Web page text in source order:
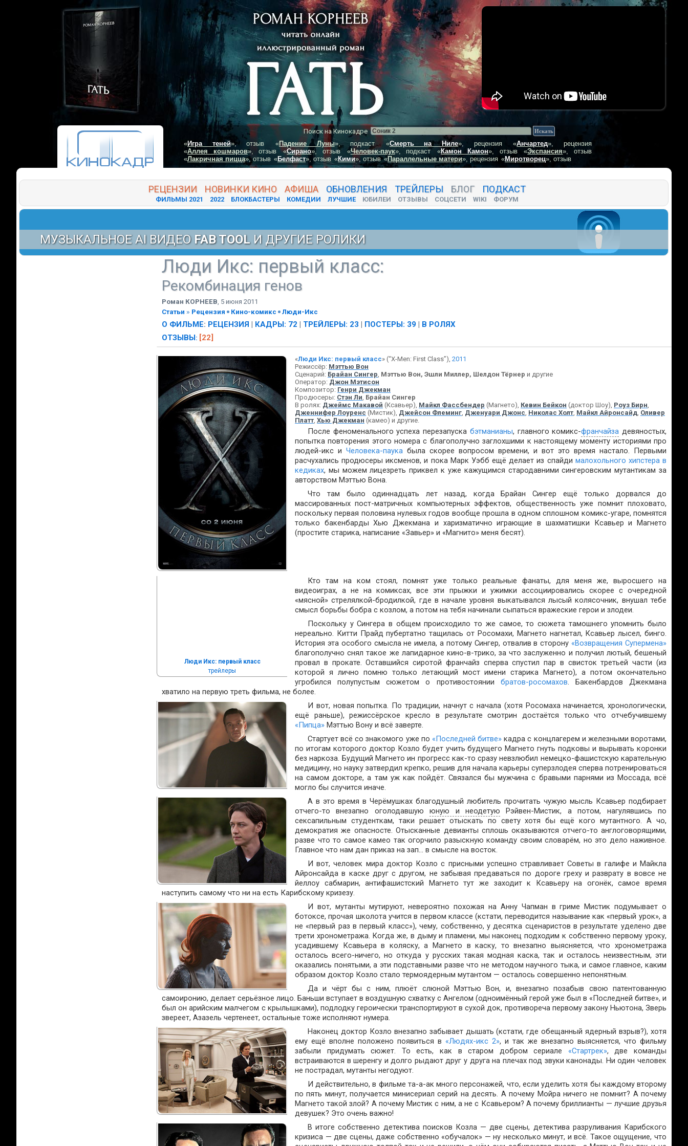
Поиск на Кинокадре
«Игра теней», отзыв «Падение Луны», подкаст «Смерть на Ниле», рецензия «Анчартед», рецензия
«Аллея кошмаров», отзыв «Сирано», отзыв «Человек-паук», подкаст «Камон Камон», отзыв «Экспансия», отзыв
«Лакричная пицца», отзыв «Белфаст», отзыв «Кими», отзыв «Параллельные матери», рецензия «Миротворец», отзыв
РЕЦЕНЗИИ НОВИНКИ КИНО АФИША ОБНОВЛЕНИЯ ТРЕЙЛЕРЫ БЛОГ ПОДКАСТ
ФИЛЬМЫ 2021 2022 БЛОКБАСТЕРЫ КОМЕДИИ ЛУЧШИЕ ЮБИЛЕИ ОТЗЫВЫ СОЦСЕТИ WIKI ФОРУМ
МУЗЫКАЛЬНОЕ AI ВИДЕО FAB TOOL И ДРУГИЕ РОЛИКИ
Люди Икс: первый класс:
Рекомбинация генов
Роман КОРНЕЕВ, 5 июня 2011
Статьи » Рецензия Кино-комикс Люди-Икс
О ФИЛЬМЕ: РЕЦЕНЗИЯ | КАДРЫ: 72 | ТРЕЙЛЕРЫ: 23 | ПОСТЕРЫ: 39 | В РОЛЯХ
ОТЗЫВЫ: [22]
«Люди Икс: первый класс» (“X-Men: First Class”), 2011
Режиссёр: Мэттью Вон
Сценарий: Брайан Сингер, Мэттью Вон, Эшли Миллер, Шелдон Тёрнер и другие
Оператор: Джон Мэтисон
Композитор: Генри Джекман
Продюсеры: Стэн Ли, Брайан Сингер
В ролях: Джеймс Макавой (Ксавьер), Майкл Фассбендер (Магнето), Кевин Бейкон (доктор Шоу), Роуз Бирн,
Дженнифер Лоуренс (Мистик), Джейсон Флеминг, Дженуари Джонс, Николас Холт, Майкл Айронсайд, Оливер
Платт, Хью Джекман (камео) и другие.
После феноменального успеха перезапуска бэтманианы, главного комикс-франчайза девяностых,
попытка повторения этого номера с благополучно заглохшими к настоящему моменту историями про
людей-икс и Человека-паука была скорее вопросом времени, и вот это время настало. Первыми
расчухались продюсеры иксменов, и пока Марк Уэбб ещё делает из спайди малохольного хипстера в
кедиках, мы можем лицезреть приквел к уже кажущимся стародавними сингеровским мутантикам за
авторством Мэттью Вона.
Что там было одиннадцать лет назад, когда Брайан Сингер ещё только дорвался до
массированных пост-матричных компьютерных эффектов, общественность уже помнит плоховато,
поскольку первая половина нулевых годов вообще прошла в одном сплошном комикс-угаре, помнятся
только бакенбарды Хью Джекмана и харизматично играющие в шахматишки Ксавьер и Магнето
(простите старика, написание «Завьер» и «Магнито» меня бесят).
Люди Икс: первый класс
трейлеры
Кто там на ком стоял, помнят уже только реальные фанаты, для меня же, выросшего на
видеоиграх, а не на комиксах, все эти прыжки и ужимки ассоциировались скорее с очередной
«мясной» стрелялкой-бродилкой, где в начале уровня выкатывался лысый колясочник, внушал тебе
смысл борьбы бобра с козлом, а потом на тебя начинали сыпаться вражеские герои и злодеи.
Поскольку у Сингера в общем происходило то же самое, то сюжета тамошнего упомнить было
нереально. Китти Прайд пубертатно тащилась от Росомахи, Магнето нагнетал, Ксавьер лысел, бинго.
История эта особого смысла не имела, а потому Сингер, отвалив в сторону «Возвращения Супермена»
благополучно снял такое же лапидарное кино-в-трико, за что заслуженно и получил лютый, бешеный
провал в прокате. Оставшийся сиротой франчайз сперва спустил пар в свисток третьей части (из
которой я лично помню только летающий мост имени старика Магнето), а потом окончательно
угробился полупустым сюжетом о противостоянии братов-росомахов. Бакенбардов Джекмана
хватило на первую треть фильма, не более.
И вот, новая попытка. По традиции, начнут с начала (хотя Росомаха начинается, хронологически,
ещё раньше), режиссёрское кресло в результате смотрин достаётся только что отчебучившему
«Пипца» Мэттью Вону и всё заверте.
Стартует всё со знакомого уже по «Последней битве» кадра с концлагерем и железными воротами,
по итогам которого доктор Козло будет учить будущего Магнето гнуть подковы и вырывать коронки
без наркоза. Будущий Магнето ин прогресс как-то сразу невзлюбил немецко-фашистскую карательную
медицину, но науку затвердил крепко, решив для начала карьеры суперзлодея сперва потренироваться
на самом докторе, а там уж как пойдёт. Связался бы мужчина с бравыми парнями из Моссада, всё
могло бы случится иначе.
А в это время в Черёмушках благодушный любитель прочитать чужую мысль Ксавьер подбирает
отчего-то внезапно оголодавшуююную и неодетую Рэйвен-Мистик, а потом, нагулявшись по
сексапильным студенткам, таки решает отыскать по свету хотя бы ещё кого мутантного. А чо,
демократия же опасносте. Отысканные девианты сплошь оказываются отчего-то англоговорящими,
разве что то самое камео так огорчило разыскную команду своим словарём, но это дело наживное.
Главное что нам дан приказ на зап… в смысле на восток.
И вот, человек мира доктор Козло с присными успешно стравливает Советы в галифе и Майкла
Айронсайда в каске друг с другом, не забывая предаваться по дороге греху и разврату в вовсе не
йеллоу сабмарин, антифашистский Магнето тут же заходит к Ксавьеру на огонёк, самое время
наступить самому что ни на есть Карибскому кризезу.
И вот, мутанты мутируют, невероятно похожая на Анну Чапман в гриме Мистик подумывает о
ботоксе, прочая школота учится в первом классе (кстати, переводится называние как «первый урок», а
не «первый раз в первый класс»), чему, собственно, у десятка сценаристов в результате уделено две
трети хронометража. Когда же, в дыму и пламени, мы наконец подходим к собственно первому уроку,
усадившему Ксавьера в коляску, а Магнето в каску, то внезапно выясняется, что хронометража
осталось всего-ничего, но откуда у русских такая модная каска, так и осталось неизвестным, эти
оказались понятыми, а эти подставными разве что не методом научного тыка, и самое главное, каким
образом доктор Козло стало термоядерным мутантом — осталось совершенно непонятным.
Да и чёрт бы с ним, плюёт слюной Мэттью Вон, и, внезапно позабыв свою патентованную
самоиронию, делает серьёзное лицо. Баньши вступает в воздушную схватку с Ангелом (одноимённый герой уже был в «Последней битве», и
был он арийским малчегом с крылышками), подлодку героически транспортируют в сухой док, противореча первому закону Ньютона, Зверь
звереет, Азазель чертенеет, остальные тоже исполняют нумера.
Наконец доктор Козло внезапно забывает дышать (кстати, где обещанный ядерный взрыв?), хотя
ему ещё вполне положено появиться в «Людях-икс 2», и так же внезапно выясняется, что фильму
забыли придумать сюжет. То есть, как в старом добром сериале «Стартрек», две команды
встраиваются в шеренгу и долго рыдают друг у друга на плечах под звуки канонады. Ни один человек
не пострадал, мутанты негодуют.
И действительно, в фильме та-а-ак много персонажей, что, если уделить хотя бы каждому второму
по пять минут, получается минисериал серий на десять. А почему Мойра ничего не помнит? А почему
Магнето такой злой? А почему Мистик с ним, а не с Ксавьером? А почему бриллианты — лучшие друзья
девушек? Это очень важно!
В итоге собственно детектива поисков Козла — две сцены, детектива разруливания Карибского
кризиса — две сцены, даже собственно «обучалок» — ну несколько минут, и всё. Такое ощущение, что